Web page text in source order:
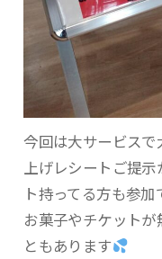
今回は大サービスで
上げレシートご提
ト持ってる方も参
お菓子やチケット
ともあります